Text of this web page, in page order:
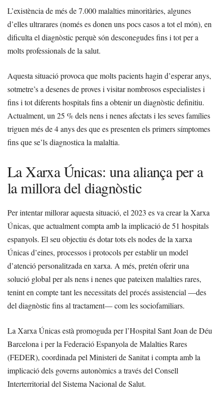
L’existència de més de 7.000 malalties minoritàries, algunes
d’elles ultrarares (només es donen uns pocs casos a tot el món), en
dificulta el diagnòstic perquè són desconegudes fins i tot per a
molts professionals de la salut.
Aquesta situació provoca que molts pacients hagin d’esperar anys,
sotmetre’s a desenes de proves i visitar nombrosos especialistes i
fins i tot diferents hospitals fins a obtenir un diagnòstic definitiu.
Actualment, un 25 % dels nens i nenes afectats i les seves famílies
triguen més de 4 anys des que es presenten els primers símptomes
fins que se’ls diagnostica la malaltia.
La Xarxa Únicas: una aliança per a
la millora del diagnòstic
Per intentar millorar aquesta situació, el 2023 es va crear la Xarxa
Únicas, que actualment compta amb la implicació de 51 hospitals
espanyols. El seu objectiu és dotar tots els nodes de la xarxa
Únicas d’eines, processos i protocols per establir un model
d’atenció personalitzada en xarxa. A més, pretén oferir una
solució global per als nens i nenes que pateixen malalties rares,
tenint en compte tant les necessitats del procés assistencial —des
del diagnòstic fins al tractament— com les sociofamiliars.
La Xarxa Únicas està promoguda per l’Hospital Sant Joan de Déu
Barcelona i per la Federació Espanyola de Malalties Rares
(FEDER), coordinada pel Ministeri de Sanitat i compta amb la
implicació dels governs autonòmics a través del Consell
Interterritorial del Sistema Nacional de Salut.